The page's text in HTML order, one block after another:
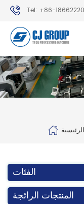
Tel: +86-
WhatsApp: +86-
الفئات
المنتجات الرائجة